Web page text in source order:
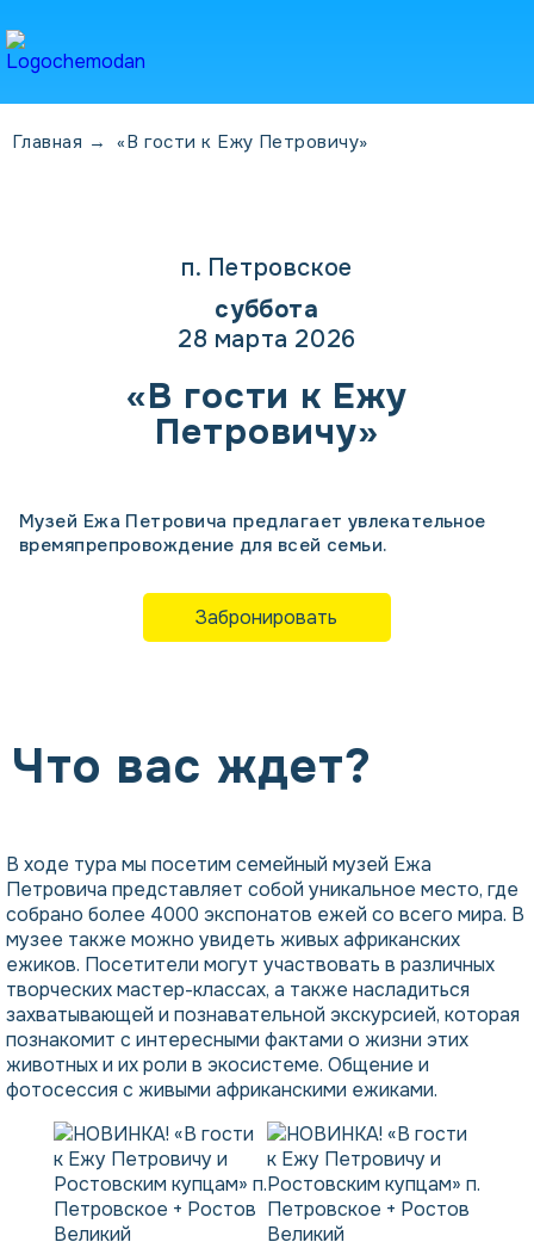
Главная → «В гости к Ежу Петровичу»
п. Петровское
суббота
28 марта 2026
«В гости к Ежу
Петровичу»
Музей Ежа Петровича предлагает увлекательное
времяпрепровождение для всей семьи.
Забронировать
Что вас ждет?
В ходе тура мы посетим семейный музей Ежа
Петровича представляет собой уникальное место, где
собрано более 4000 экспонатов ежей со всего мира. В
музее также можно увидеть живых африканских
ежиков. Посетители могут участвовать в различных
творческих мастер-классах, а также насладиться
захватывающей и познавательной экскурсией, которая
познакомит с интересными фактами о жизни этих
животных и их роли в экосистеме. Общение и
фотосессия с живыми африканскими ежиками.